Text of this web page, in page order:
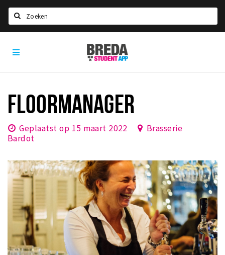
HOME
Voel je thuis in Breda | GoodMood
Welkom in Breda
Studentenverenigingen
Studentenroutes
New in town? Check FAQ!
WONEN
Woonruimte
Inschrijven gemeente
Breda
Student
FLOORMANAGER
Geplaatst op 15 maart 2022
Brasserie
Bardot